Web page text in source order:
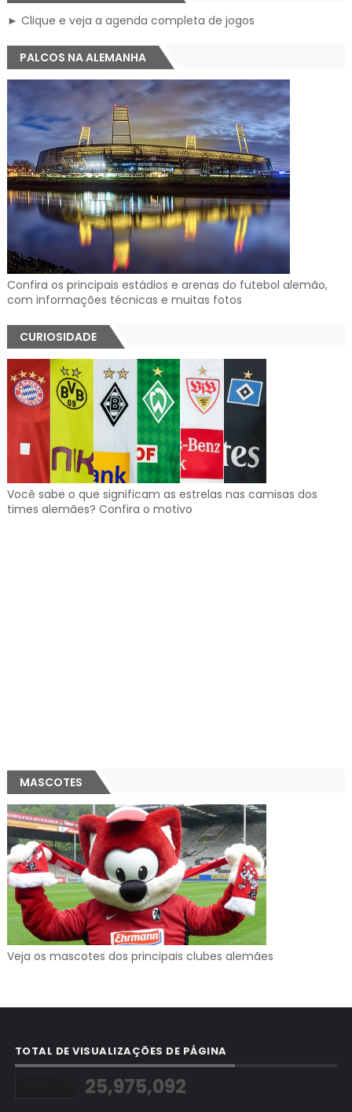
► Clique e veja a agenda completa de jogos
PALCOS NA ALEMANHA
Confira os principais estádios e arenas do futebol alemão,
com informações técnicas e muitas fotos
CURIOSIDADE
Você sabe o que significam as estrelas nas camisas dos
times alemães? Confira o motivo
MASCOTES
Veja os mascotes dos principais clubes alemães
TOTAL DE VISUALIZAÇÕES DE PÁGINA
25,975,092